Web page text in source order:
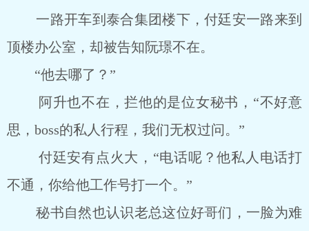
一路开车到泰合集团楼下，付廷安一路来到
顶楼办公室，却被告知阮璟不在。
“他去哪了？”
阿升也不在，拦他的是位女秘书，“不好意
思，boss的私人行程，我们无权过问。”
付廷安有点火大，“电话呢？他私人电话打
不通，你给他工作号打一个。”
秘书自然也认识老总这位好哥们，一脸为难